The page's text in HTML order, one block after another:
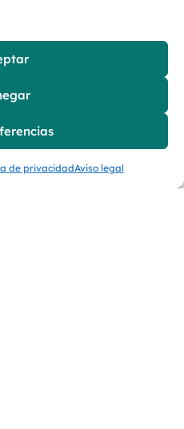
de privacidadAviso legal
Siguiente